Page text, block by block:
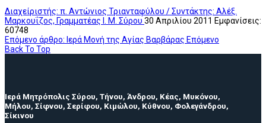
Διαχείριστής: π. Αντώνιος Τριανταφύλου / Συντάκτης: Αλέξ.
Μαρκουΐζος, Γραμματέας Ι. Μ. Σύρου 30 Απριλίου 2011 Εμφανίσεις:
60748
Επόμενο άρθρο: Ιερά Μονή της Αγίας Βαρβάρας Επόμενο
Back To Top
Ιερά Μητρόπολις Σύρου, Τήνου, Άνδρου, Κέας, Μυκόνου,
Μήλου, Σίφνου, Σερίφου, Κιμώλου, Κύθνου, Φολεγάνδρου,
Σίκινου